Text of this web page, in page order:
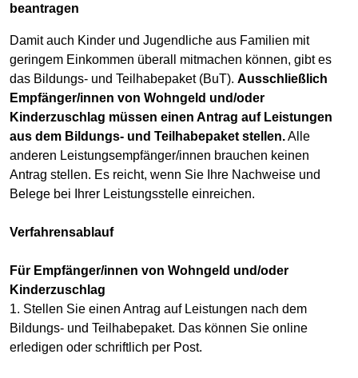
beantragen
Damit auch Kinder und Jugendliche aus Familien mit
geringem Einkommen überall mitmachen können, gibt es
das Bildungs- und Teilhabepaket (BuT). Ausschließlich
Empfänger/innen von Wohngeld und/oder
Kinderzuschlag müssen einen Antrag auf Leistungen
aus dem Bildungs- und Teilhabepaket stellen.Alle
anderen Leistungsempfänger/innen brauchen keinen
Antrag stellen. Es reicht, wenn Sie Ihre Nachweise und
Belege bei Ihrer Leistungsstelle einreichen.
Verfahrensablauf
Für Empfänger/innen von Wohngeld und/oder
Kinderzuschlag
1. Stellen Sie einen Antrag auf Leistungen nach dem
Bildungs- und Teilhabepaket. Das können Sie online
erledigen oder schriftlich per Post.